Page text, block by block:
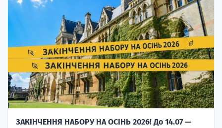
ЗАКІНЧЕННЯ НАБОРУ НА ОСІНЬ 2026! До 14.07 —